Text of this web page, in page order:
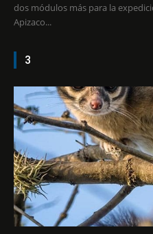
dos módulos más para la
Apizaco...
3